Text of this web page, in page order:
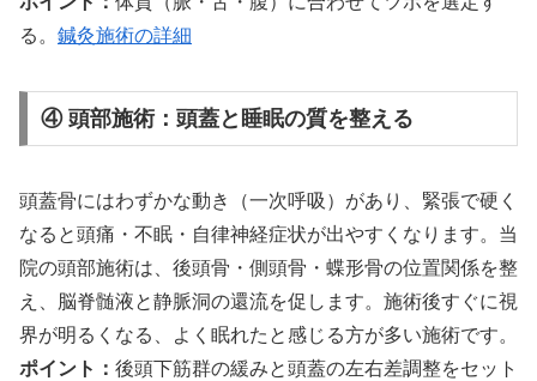
る。 鍼灸施術の詳細
④ 頭部施術：頭蓋と睡眠の質を整える
頭蓋骨にはわずかな動き（一次呼吸）があり、緊張で硬く
なると頭痛・不眠・自律神経症状が出やすくなります。当
院の頭部施術は、後頭骨・側頭骨・蝶形骨の位置関係を整
え、脳脊髄液と静脈洞の還流を促します。施術後すぐに視
界が明るくなる、よく眠れたと感じる方が多い施術です。
ポイント： 後頭下筋群の緩みと頭蓋の左右差調整をセット